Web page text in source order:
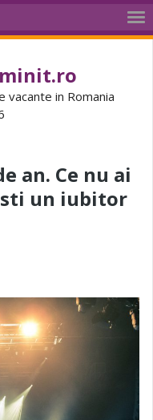
vacante in Romania
an. Ce nu ai
un iubitor